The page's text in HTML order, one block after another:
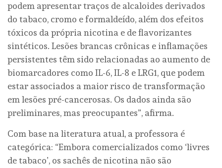
podem apresentar traços de alcaloides derivados
do tabaco, cromo e formaldeído, além dos efeitos
tóxicos da própria nicotina e de flavorizantes
sintéticos. Lesões brancas crônicas e inflamações
persistentes têm sido relacionadas ao aumento de
biomarcadores como IL-6, IL-8 e LRG1, que podem
estar associados a maior risco de transformação
em lesões pré-cancerosas. Os dados ainda são
preliminares, mas preocupantes”, afirma.
Com base na literatura atual, a professora é
categórica: “Embora comercializados como ‘livres
de tabaco’, os sachês de nicotina não são